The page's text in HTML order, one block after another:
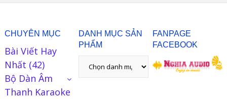
CHUYÊN MỤC
Bài Viết Hay
Nhất (42)
Bộ Dàn Âm
Thanh Karaoke
DANH MỤC SẢN
PHẨM
FANPAGE
FACEBOOK